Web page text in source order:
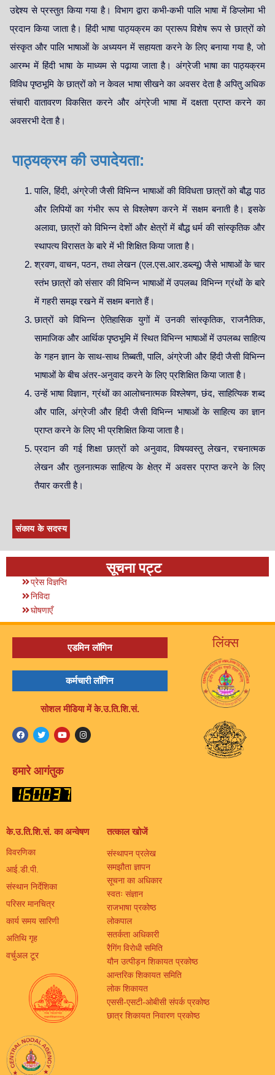
उद्देश्य से प्रस्तुत किया गया है। विभाग द्वारा कभी-कभी पालि भाषा में डिप्लोमा भी
प्रदान किया जाता है। हिंदी भाषा पाठ्यक्रम का प्रारूप विशेष रूप से छात्रों को
संस्कृत और पालि भाषाओं के अध्ययन में सहायता करने के लिए बनाया गया है, जो
आरम्भ में हिंदी भाषा के माध्यम से पढ़ाया जाता है। अंग्रेजी भाषा का पाठ्यक्रम
विविध पृष्ठभूमि के छात्रों को न केवल भाषा सीखने का अवसर देता है अपितु अधिक
संचारी वातावरण विकसित करने और अंग्रेजी भाषा में दक्षता प्राप्त करने का
अवसरभी देता है।
पाठ्यक्रम की उपादेयता:
पालि, हिंदी, अंग्रेजी जैसी विभिन्न भाषाओं की विविधता छात्रों को बौद्ध पाठ
और लिपियों का गंभीर रूप से विश्लेषण करने में सक्षम बनाती है। इसके
अलावा, छात्रों को विभिन्न देशों और क्षेत्रों में बौद्ध धर्म की सांस्कृतिक और
स्थापत्य विरासत के बारे में भी शिक्षित किया जाता है।
श्रवण, वाचन, पठन, तथा लेखन (एल.एस.आर.डब्ल्यू) जैसे भाषाओं के चार
स्तंभ छात्रों को संसार की विभिन्न भाषाओं में उपलब्ध विभिन्न ग्रंथों के बारे
में गहरी समझ रखने में सक्षम बनाते हैं।
छात्रों को विभिन्न ऐतिहासिक युगों में उनकी सांस्कृतिक, राजनैतिक,
सामाजिक और आर्थिक पृष्ठभूमि में स्थित विभिन्न भाषाओं में उपलब्ध साहित्य
के गहन ज्ञान के साथ-साथ तिब्बती, पालि, अंग्रेजी और हिंदी जैसी विभिन्न
भाषाओं के बीच अंतर-अनुवाद करने के लिए प्रशिक्षित किया जाता है।
उन्हें भाषा विज्ञान, ग्रंथों का आलोचनात्मक विश्लेषण, छंद, साहित्यिक शब्द
और पालि, अंग्रेजी और हिंदी जैसी विभिन्न भाषाओं के साहित्य का ज्ञान
प्राप्त करने के लिए भी प्रशिक्षित किया जाता है।
प्रदान की गई शिक्षा छात्रों को अनुवाद, विषयवस्तु लेखन, रचनात्मक
लेखन और तुलनात्मक साहित्य के क्षेत्र में अवसर प्राप्त करने के लिए
तैयार करती है।
संकाय के सदस्य
सूचना पट्ट
प्रेस विज्ञप्ति
निविदा
घोषणाएँ
एडमिन लॉगिन
कर्मचारी लॉगिन
सोशल मीडिया में के.उ.ति.शि.सं.
हमारे आगंतुक
लिंक्स
के.उ.ति.शि.सं. का अन्वेषण
विवरणिका
आई.डी.पी.
संस्थान निर्देशिका
परिसर मानचित्र
कार्य समय सारिणी
अतिथि गृह
वर्चुअल टूर
तत्काल खोजें
संस्थापन प्रलेख
समझौता ज्ञापन
सूचना का अधिकार
स्वतः संज्ञान
राजभाषा प्रकोष्ठ
लोकपाल
सतर्कता अधिकारी
रैगिंग विरोधी समिति
यौन उत्पीड़न शिकायत प्रकोष्ठ
आन्तरिक शिकायत समिति
लोक शिकायत
एससी-एसटी-ओबीसी संपर्क प्रकोष्ठ
छात्र शिकायत निवारण प्रकोष्ठ